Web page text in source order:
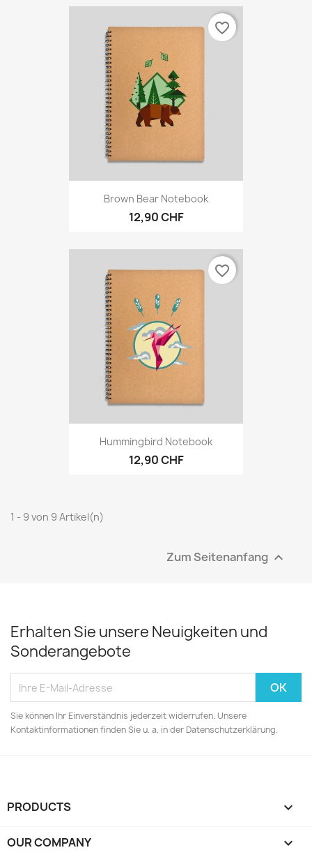
Brown Bear Notebook
12,90 CHF
favorite_border
Hummingbird Notebook
12,90 CHF
favorite_border
1 - 9 von 9 Artikel(n)
Zum Seitenanfang 
Erhalten Sie unsere Neuigkeiten und
Sonderangebote
Sie können Ihr Einverständnis jederzeit widerrufen. Unsere
Kontaktinformationen finden Sie u. a. in der Datenschutzerklärung.
PRODUCTS 
OUR COMPANY 